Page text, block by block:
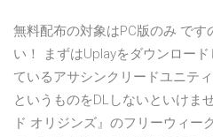
無料配布の対象はPC版のみ です
い！ まずはUplayをダウンロー
ているアサシンクリードユニテ
というものをDLしないといけま
ド オリジンズ』のフリーウィー